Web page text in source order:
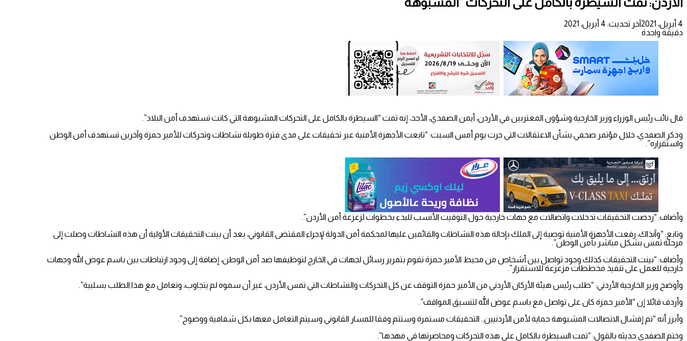
4 أبريل، 2021
آخر تحديث: 4 أبريل، 2021
دقيقة واحدة
قال نائب رئيس الوزراء وزير الخارجية وشؤون المغتربين في الأردن، أيمن الصفدي، الأحد، إنه تمت “السيطرة بالكامل على التحركات المشبوهة التي كانت تستهدف أمن البلاد”.
وذكر الصفدي، خلال مؤتمر صحفي بشأن الاعتقالات التي جرت يوم أمس السبت: “تابعت الأجهزة الأمنية عبر تحقيقات على مدى فترة طويلة نشاطات وتحركات للأمير حمزة وآخرين تستهدف أمن الوطن
واستقراره”.
وأضاف: “ردصت التحقيقات تدخلات واتصالات مع جهات خارجية حول التوقيت الأنسب للبدء بخطوات لزعزعة أمن الأردن”.
وتابع: “وآنذاك، رفعت الأجهزة الأمنية توصية إلى الملك بإحالة هذه النشاطات والقائمين عليها لمحكمة أمن الدولة لإجراء المقتضى القانوني، بعد أن بينت التحقيقات الأولية أن هذه النشاطات وصلت إلى
مرحلة تمس بشكل مباشر بأمن الوطن”.
وأضاف: “بينت التحقيقات كذلك وجود تواصل بين أشخاص من محيط الأمير حمزة تقوم بتمرير رسائل لجهات في الخارج لتوظيفها ضد أمن الوطن، إضافة إلى وجود ارتباطات بين باسم عوض الله وجهات
خارجية للعمل على تنفيذ مخططات مزعزعة للاستقرار”.
وأوضح وزير الخارجية الأردني: “طلب رئيس هيئة الأركان الأردني من الأمير حمزة التوقف عن كل التحركات والنشاطات التي تمس الأردن، غير أن سموه لم يتجاوب، وتعامل مع هذا الطلب بسلبية”.
وأردف قائلا إن “الأمير حمزة كان على تواصل مع باسم عوض الله لتنسيق المواقف”.
وأبرز أنه “تم إفشال الاتصالات المشبوهة حماية لأمن الأردنيين.. التحقيقات مستمرة وستتم وفقا للمسار القانوني وسيتم التعامل معها بكل شفافية ووضوح”.
وختم الصفدي حديثه بالقول: “تمت السيطرة بالكامل على هذه التحركات ومحاصرتها في مهدها”.